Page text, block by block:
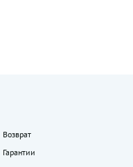
Возврат
Гарантии